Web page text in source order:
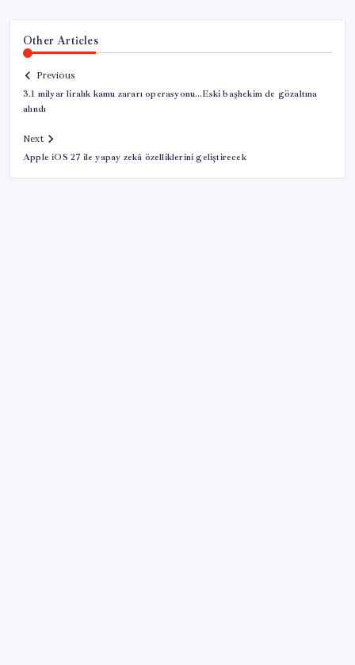
Other Articles
Previous
3.1 milyar liralık kamu zararı operasyonu…Eski başhekim de gözaltına
alındı
Next
Apple iOS 27 ile yapay zekâ özelliklerini geliştirecek